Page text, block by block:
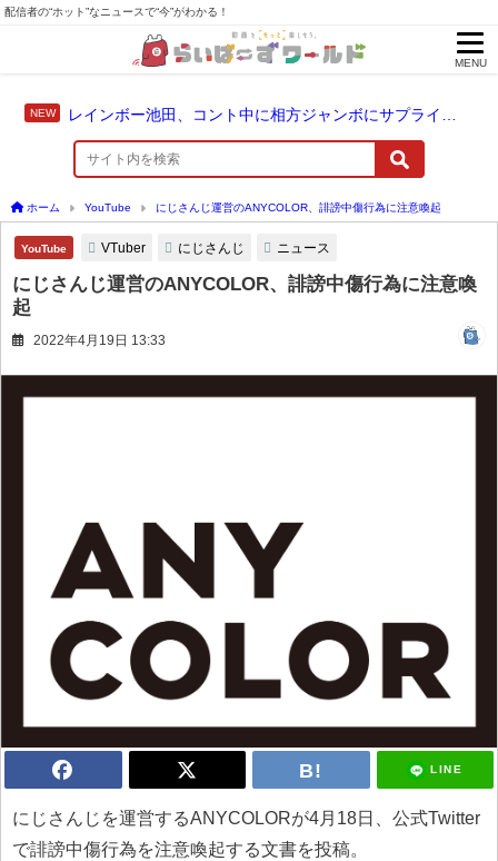
配信者の“ホット”なニュースで“今”がわかる！
MENU
ホーム YouTube にじさんじ運営のANYCOLOR、誹謗中傷行為に注意喚起
YouTube VTuber にじさんじ ニュース
にじさんじ運営のANYCOLOR、誹謗中傷行為に注意喚
起
2022年4月19日 13:33
LINE
にじさんじを運営するANYCOLORが4月18日、公式Twitter
で誹謗中傷行為を注意喚起する文書を投稿。